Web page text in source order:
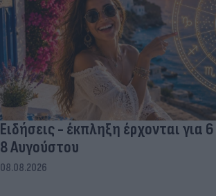
Ειδήσεις - έκπληξη έρχονται για
8 Αυγούστου
08.08.2026